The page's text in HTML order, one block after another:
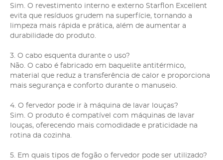
Sim. O revestimento interno e externo Starflon Excellent
evita que resíduos grudem na superfície, tornando a
limpeza mais rápida e prática, além de aumentar a
durabilidade do produto.
3. O cabo esquenta durante o uso?
Não. O cabo é fabricado em baquelite antitérmico,
material que reduz a transferência de calor e proporciona
mais segurança e conforto durante o manuseio.
4. O fervedor pode ir à máquina de lavar louças?
Sim. O produto é compatível com máquinas de lavar
louças, oferecendo mais comodidade e praticidade na
rotina da cozinha.
5. Em quais tipos de fogão o fervedor pode ser utilizado?